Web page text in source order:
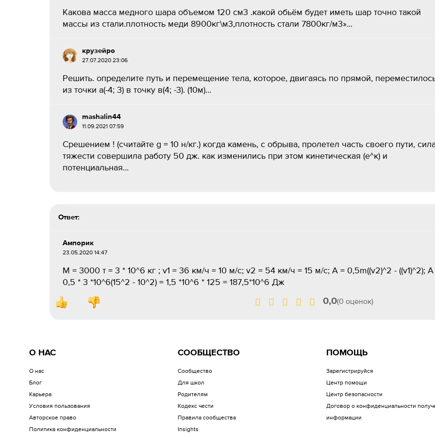
Какова масса медного шара объемом 120 см3 .какой обьём будет иметь шар точно такой
массы из стали.плотность меди 8900кг\м3,плотность стали 7800кг/м3»...
крузейро
27.07.2020 23:06
Решить. определите путь и перемещение тела, которое, двигаясь по прямой,
из точки а(-4; 3) в точку в(4; -3). (10м)...
mashalin44
11.09.2021 07:59
Срешением ! (считайте g = 10 н/кг.) когда камень, с обрыва, пролетел часть своего пути,
тяжести совершила работу 50 дж. как изменились при этом кинетическая (е^к) и
потенциальная...
Ответ:
Ампорик
23.05.2020 14:47
M = 3000 т = 3 * 10^6 кг ; v1 = 36 км/ч = 10 м/с; v2 = 54 км/ч = 15 м/с; A = 0,5m((v2)^2 - ((v1)^2); A
0,5 * 3 *10^6(15^2 - 10^2) = 1,5 *10^6 * 125 = 187,5*10^6 Дж
0,0(0 оценок)
О НАС
О нас
Блог
Карьера
Условия пользования
Авторское право
Политика конфиденциальности
СООБЩЕСТВО
Сообщество
Для школ
Родителям
Кодекс чести
Правила сообщества
Insights
ПОМОЩЬ
Зарегистрируйся
Центр помощи
Центр безопасности
Договор о конфиденциальности
информации